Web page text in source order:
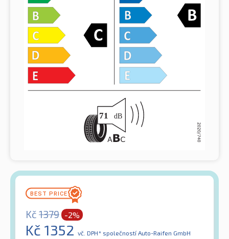
Kč 1379 -2%
Kč 1352 vč. DPH* společností Auto-Raifen GmbH